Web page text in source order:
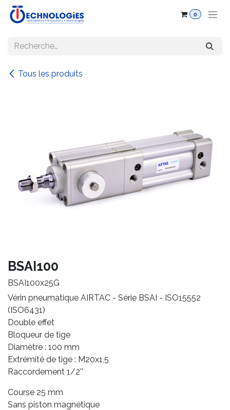
Se rendre au contenu
0
Tous les produits
BSAI100
BSAI100x25G
Vérin pneumatique AIRTAC - Série BSAI - ISO15552
(ISO6431)
Double effet
Bloqueur de tige
Diamètre : 100 mm
Extrémité de tige : M20x1,5
Raccordement 1/2''
Course 25 mm
Sans piston magnétique